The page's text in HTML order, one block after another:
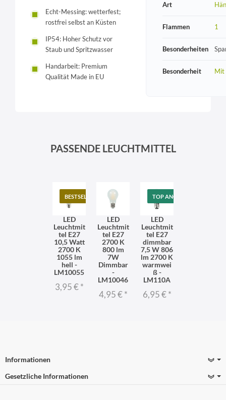
Echt-Messing: wetterfest;
rostfrei selbst an Küsten
IP54: Hoher Schutz vor
Staub und Spritzwasser
Handarbeit: Premium
Qualität Made in EU
Art
Flammen 1
Besonderheiten
Besonderheit Mit
PASSENDE LEUCHTMITTEL
BESTSELLER
LED
Leuchtmit
tel E27
10,5 Watt
2700 K
1055 lm
hell -
LM10055
3,95 €*
LED
Leuchtmit
tel E27
2700 K
800 lm
7W
Dimmbar
-
LM10046
4,95 €*
TOP ANGEBOT
LED
Leuchtmit
tel E27
dimmbar
7,5 W 806
lm 2700 K
warmwei
ß -
LM110A
6,95 €*
Informationen
Gesetzliche Informationen